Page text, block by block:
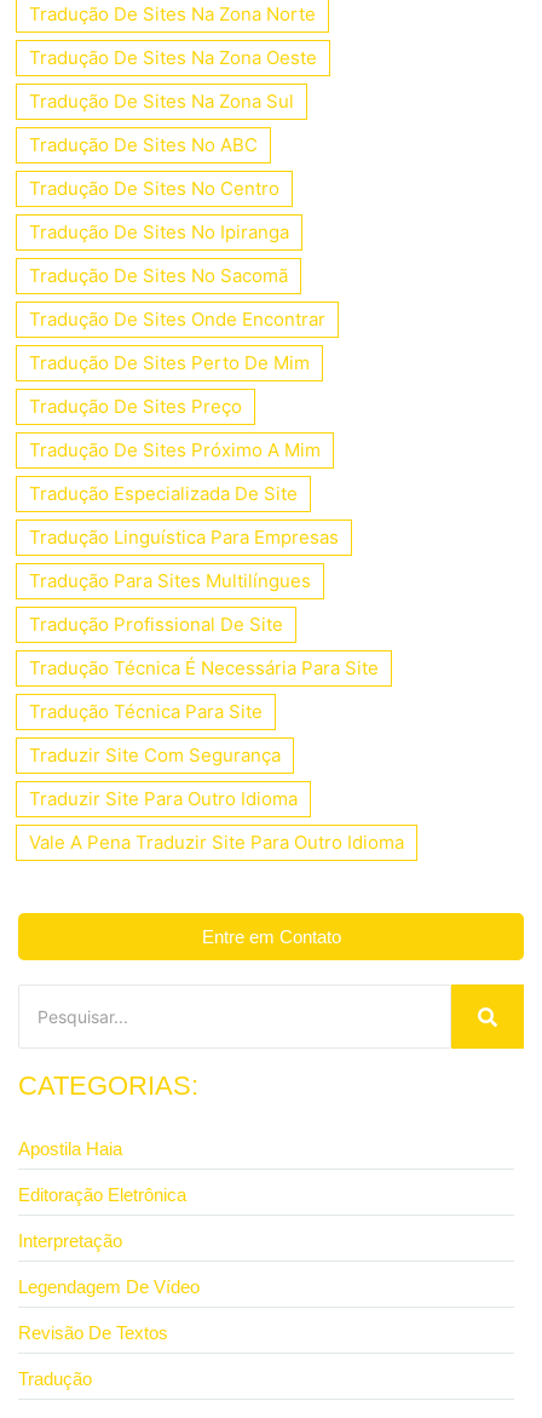
Tradução De Sites Na Zona Norte
Tradução De Sites Na Zona Oeste
Tradução De Sites Na Zona Sul
Tradução De Sites No ABC
Tradução De Sites No Centro
Tradução De Sites No Ipiranga
Tradução De Sites No Sacomã
Tradução De Sites Onde Encontrar
Tradução De Sites Perto De Mim
Tradução De Sites Preço
Tradução De Sites Próximo A Mim
Tradução Especializada De Site
Tradução Linguística Para Empresas
Tradução Para Sites Multilíngues
Tradução Profissional De Site
Tradução Técnica É Necessária Para Site
Tradução Técnica Para Site
Traduzir Site Com Segurança
Traduzir Site Para Outro Idioma
Vale A Pena Traduzir Site Para Outro Idioma
Entre em Contato
CATEGORIAS:
Apostila Haia
Editoração Eletrônica
Interpretação
Legendagem De Vídeo
Revisão De Textos
Tradução